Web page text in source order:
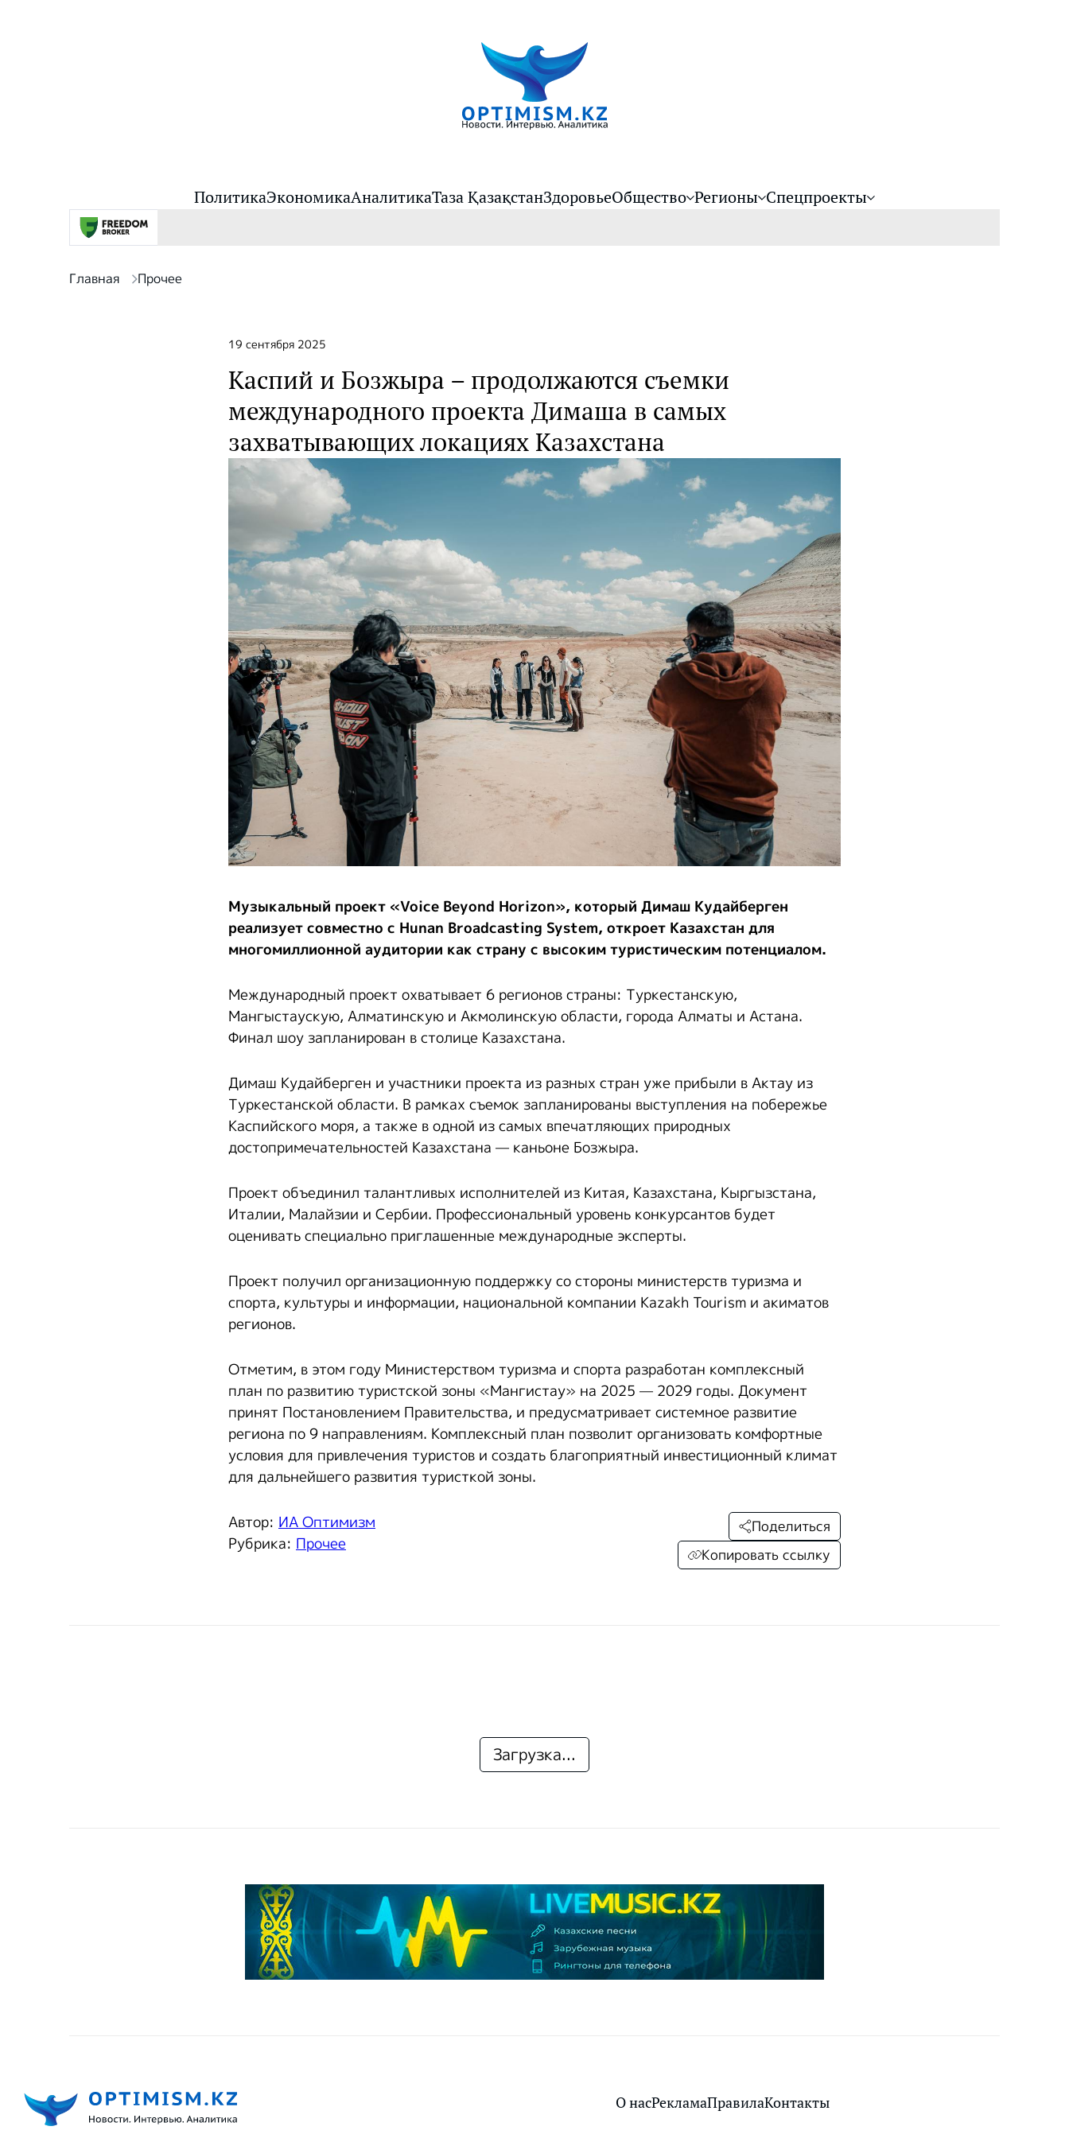
ПолитикаЭкономикаАналитикаТаза ҚазақстанЗдоровьеОбщество Регионы Спецпроекты
Главная Прочее
19 сентября 2025
Каспий и Бозжыра – продолжаются съемки
международного проекта Димаша в самых
захватывающих локациях Казахстана
Музыкальный проект «Voice Beyond Horizon», который Димаш Кудайберген
реализует совместно с Hunan Broadcasting System, откроет Казахстан для
многомиллионной аудитории как страну с высоким туристическим потенциалом.
Международный проект охватывает 6 регионов страны: Туркестанскую,
Мангыстаускую, Алматинскую и Акмолинскую области, города Алматы и Астана.
Финал шоу запланирован в столице Казахстана.
Димаш Кудайберген и участники проекта из разных стран уже прибыли в Актау из
Туркестанской области. В рамках съемок запланированы выступления на побережье
Каспийского моря, а также в одной из самых впечатляющих природных
достопримечательностей Казахстана — каньоне Бозжыра.
Проект объединил талантливых исполнителей из Китая, Казахстана, Кыргызстана,
Италии, Малайзии и Сербии. Профессиональный уровень конкурсантов будет
оценивать специально приглашенные международные эксперты.
Проект получил организационную поддержку со стороны министерств туризма и
спорта, культуры и информации, национальной компании Kazakh Tourism и акиматов
регионов.
Отметим, в этом году Министерством туризма и спорта разработан комплексный
план по развитию туристской зоны «Мангистау» на 2025 — 2029 годы. Документ
принят Постановлением Правительства, и предусматривает системное развитие
региона по 9 направлениям. Комплексный план позволит организовать комфортные
условия для привлечения туристов и создать благоприятный инвестиционный климат
для дальнейшего развития туристкой зоны.
Автор: ИА Оптимизм
Рубрика: Прочее
Поделиться
Копировать ссылку
Загрузка...
О насРекламаПравилаКонтакты